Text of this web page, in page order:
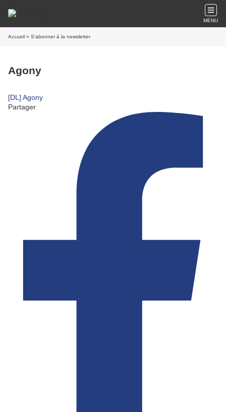
MENU
Accueil » S'abonner à la newsletter
Agony
[DL] Agony
Partager